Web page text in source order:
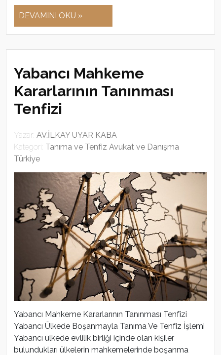
DEVAMINI OKU »
Yabancı Mahkeme
Kararlarının Tanınması
Tenfizi
Yazar: AV.İLKAY UYAR KABA
Kategori: Tanıma ve Tenfiz Avukat ve Danışma
Türkiye
Yabancı Mahkeme Kararlarının Tanınması Tenfizi
Yabancı Ülkede Boşanmayla Tanıma Ve Tenfiz İşlemi
Yabancı ülkede evlilik birliği içinde olan kişiler
bulundukları ülkelerin mahkemelerinde boşanma